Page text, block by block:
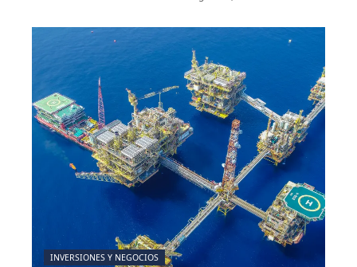
INVERSIONES Y NEGOCIOS